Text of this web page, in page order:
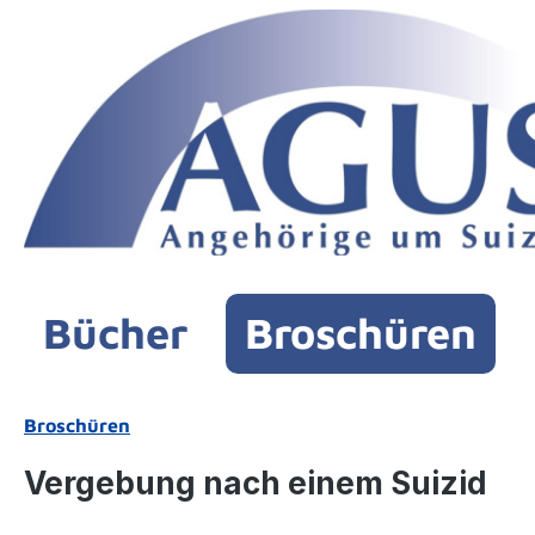
Hauptinhalt springen
Zur Suche springen
Zur Hauptnavigation springen
Bücher Broschüren
Broschüren
Vergebung nach einem Suizid